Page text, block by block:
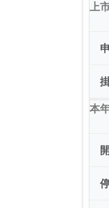
上
本